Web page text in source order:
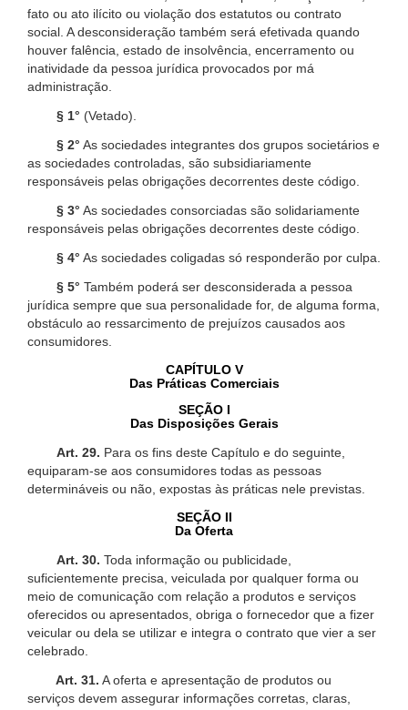
fato ou ato ilícito ou violação dos estatutos ou contrato
social. A desconsideração também será efetivada quando
houver falência, estado de insolvência, encerramento ou
inatividade da pessoa jurídica provocados por má
administração.
§ 1° (Vetado).
§ 2° As sociedades integrantes dos grupos societários e
as sociedades controladas, são subsidiariamente
responsáveis pelas obrigações decorrentes deste código.
§ 3° As sociedades consorciadas são solidariamente
responsáveis pelas obrigações decorrentes deste código.
§ 4° As sociedades coligadas só responderão por culpa.
§ 5° Também poderá ser desconsiderada a pessoa
jurídica sempre que sua personalidade for, de alguma forma,
obstáculo ao ressarcimento de prejuízos causados aos
consumidores.
CAPÍTULO V
Das Práticas Comerciais
SEÇÃO I
Das Disposições Gerais
Art. 29. Para os fins deste Capítulo e do seguinte,
equiparam-se aos consumidores todas as pessoas
determináveis ou não, expostas às práticas nele previstas.
SEÇÃO II
Da Oferta
Art. 30. Toda informação ou publicidade,
suficientemente precisa, veiculada por qualquer forma ou
meio de comunicação com relação a produtos e serviços
oferecidos ou apresentados, obriga o fornecedor que a fizer
veicular ou dela se utilizar e integra o contrato que vier a ser
celebrado.
Art. 31. A oferta e apresentação de produtos ou
serviços devem assegurar informações corretas, claras,